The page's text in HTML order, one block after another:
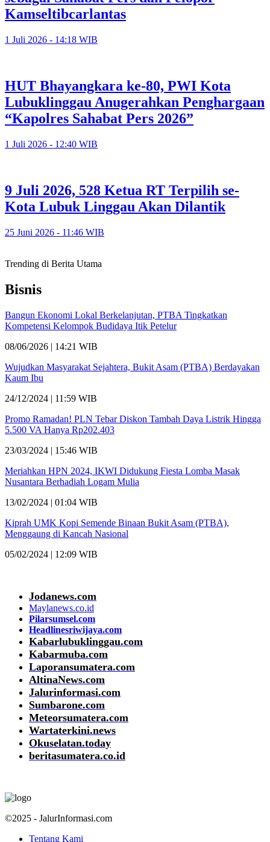
Kamseltibcarlantas
1 Juli 2026 - 14:18 WIB
HUT Bhayangkara ke-80, PWI Kota
Lubuklinggau Anugerahkan Penghargaan
“Kapolres Sahabat Pers 2026”
1 Juli 2026 - 12:40 WIB
9 Juli 2026, 528 Ketua RT Terpilih se-
Kota Lubuk Linggau Akan Dilantik
25 Juni 2026 - 11:46 WIB
Trending di Berita Utama
Bisnis
Bangun Ekonomi Lokal Berkelanjutan, PTBA Tingkatkan
Kompetensi Kelompok Budidaya Itik Petelur
08/06/2026 | 14:21 WIB
Wujudkan Masyarakat Sejahtera, Bukit Asam (PTBA) Berdayakan
Kaum Ibu
24/12/2024 | 11:59 WIB
Promo Ramadan! PLN Tebar Diskon Tambah Daya Listrik Hingga
5.500 VA Hanya Rp202.403
23/03/2024 | 15:46 WIB
Meriahkan HPN 2024, IKWI Didukung Fiesta Lomba Masak
Nusantara Berhadiah Logam Mulia
13/02/2024 | 01:04 WIB
Kiprah UMK Kopi Semende Binaan Bukit Asam (PTBA),
Menggaung di Kancah Nasional
05/02/2024 | 12:09 WIB
Jodanews.com
Maylanews.co.id
Pilarsumsel.com
Headlinesriwijaya.com
Kabarlubuklinggau.com
Kabarmuba.com
Laporansumatera.com
AltinaNews.com
Jalurinformasi.com
Sumbarone.com
Meteorsumatera.com
Wartaterkini.news
Okuselatan.today
beritasumatera.co.id
©2025 - JalurInformasi.com
Tentang Kami